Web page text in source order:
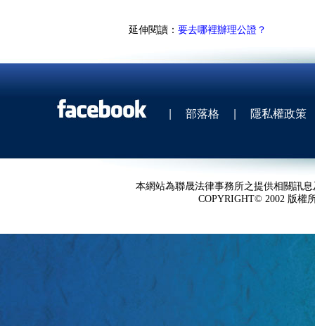
延伸閱讀： 要去哪裡辦理公證？
| 部落格 | 隱私權政策
本網站為聯晟法律事務所之提供相關訊
COPYRIGHT© 2002 版權